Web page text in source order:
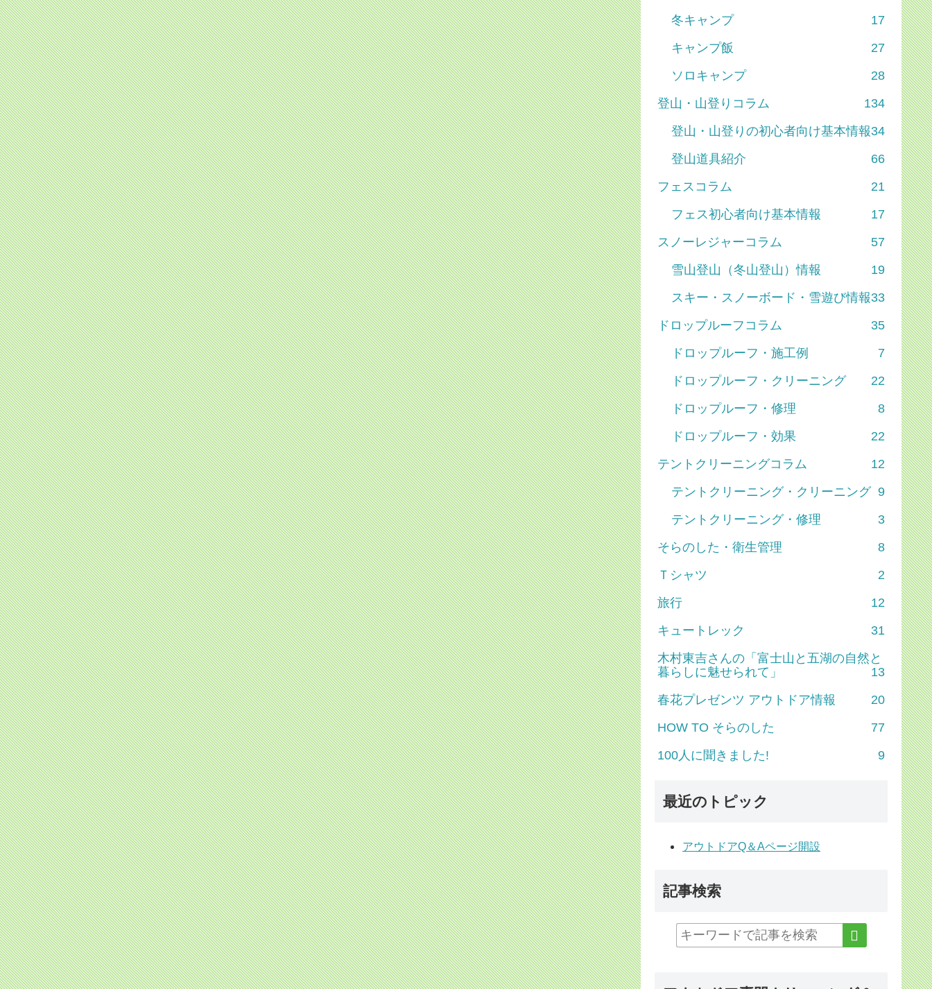
冬キャンプ
17
キャンプ飯
27
ソロキャンプ
28
登山・山登りコラム
134
登山・山登りの初心者向け基本情報34
登山道具紹介
66
フェスコラム
21
フェス初心者向け基本情報
17
スノーレジャーコラム
57
雪山登山（冬山登山）情報
19
スキー・スノーボード・雪遊び情報33
ドロップルーフコラム
35
ドロップルーフ・施工例
7
ドロップルーフ・クリーニング
22
ドロップルーフ・修理
8
ドロップルーフ・効果
22
テントクリーニングコラム
12
テントクリーニング・クリーニング 9
テントクリーニング・修理
3
そらのした・衛生管理
8
Ｔシャツ
2
旅行
12
キュートレック
31
木村東吉さんの「富士山と五湖の自然と
暮らしに魅せられて」
13
春花プレゼンツ アウトドア情報
20
HOW TO そらのした
77
100人に聞きました!
9
最近のトピック
アウトドアQ＆Aページ開設
記事検索